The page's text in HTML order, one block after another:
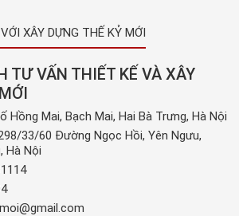
XÂY DỰNG THẾ KỶ MỚI
TƯ VẤN THIẾT KẾ VÀ XÂY
Hồng Mai, Bạch Mai, Hai Bà Trưng, Hà Nội
33/60 Đường Ngọc Hồi, Yên Ngưu,
Hà Nội